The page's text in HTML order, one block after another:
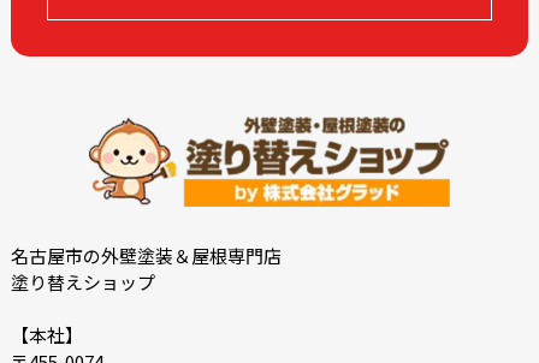
2022-09
2022-08
2022-07
2022-06
2022-03
2022-02
2021-09
2021-08
2021-02
2021-01
2020-11
2020-08
名古屋市の外壁塗装＆屋根専門店
塗り替えショップ
【本社】